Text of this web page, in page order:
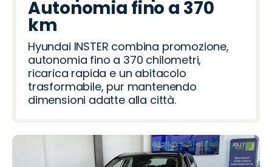
Autonomia fino a 370
km
Hyundai INSTER combina promozione,
autonomia fino a 370 chilometri,
ricarica rapida e un abitacolo
trasformabile, pur mantenendo
dimensioni adatte alla città.